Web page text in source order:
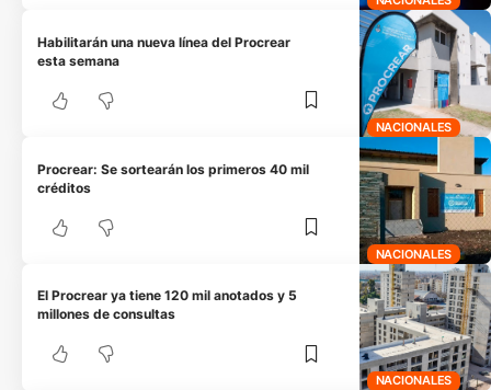
NACIONALES
Habilitarán una nueva línea del Procrear
esta semana
NACIONALES
Procrear: Se sortearán los primeros 40 mil
créditos
NACIONALES
El Procrear ya tiene 120 mil anotados y 5
millones de consultas